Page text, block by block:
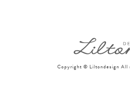
Copyright © Liltondesign All